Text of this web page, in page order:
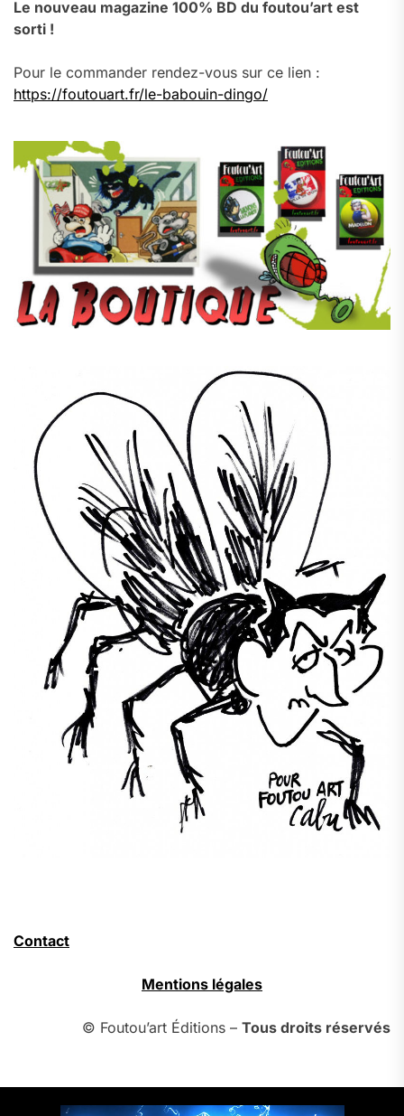
Le nouveau magazine 100% BD du foutou’art est
sorti !
Pour le commander rendez-vous sur ce lien :
https://foutouart.fr/le-babouin-dingo/
Contact
Mentions légales
© Foutou’art Éditions – Tous droits réservés